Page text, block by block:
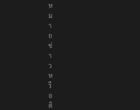
ห
ม
า
ย
ข่
า
ว
ห
รื
อ
ติ